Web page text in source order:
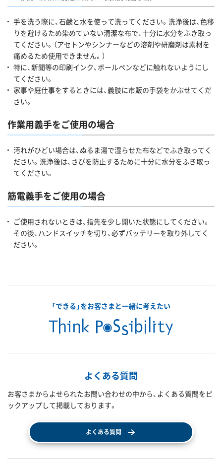
手を洗う際に、石鹸と水を使って洗ってください。洗浄後は、色移
りを避けるため染めていない清潔な布で、十分に水分をふき取っ
てください。（アセトンやシンナーなどの溶剤や研磨剤は素材を
痛めるため使用できません。）
特に、新聞等の印刷インク、ボールペンなどに触れないようにし
てください。
家事や庭仕事をするときには、義肢に市販の手袋をかぶせてくだ
さい。
作業用義手をご使用の場合
汚れがひどい場合は、ぬるま湯で湿らせた布などでふき取ってく
ださい。洗浄後は、さびを防止するために十分に水分をふき取っ
てください。
筋電義手をご使用の場合
ご使用されないときは、指先を少し開いた状態にしてください。
その後、ハンドスイッチを切り、必ずバッテリーを取り外してく
ださい。
「できる」をお客さまと一緒に考えたい
よくある質問
お客さまからよせられたお問い合わせの中から、よくある質問をピ
ックアップして掲載しております。
よくある質問